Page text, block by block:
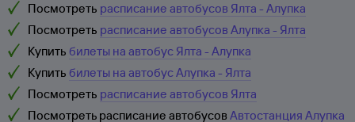
Посмотреть расписание автобусов Ялта - Алупка
Посмотреть расписание автобусов Алупка - Ялта
Купить билеты на автобус Ялта - Алупка
Купить билеты на автобус Алупка - Ялта
Посмотреть расписание автобусов Ялта
Посмотреть расписание автобусовАвтостанция Алупка